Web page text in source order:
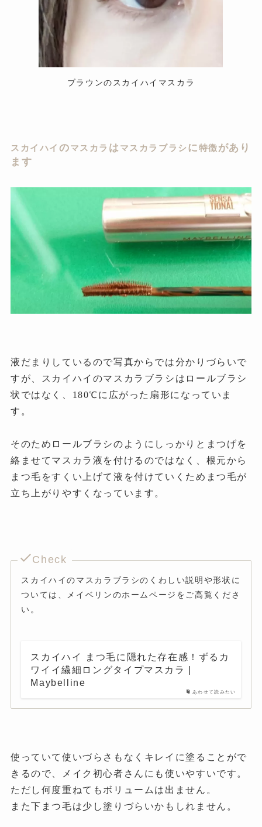
ブラウンのスカイハイマスカラ
スカイハイ のマスカラ はマスカラブラシ に特徴があり
ます
液だまりしているので写真からでは分かりづらいで
すが、スカイハイのマスカラブラシはロールブラシ
状ではなく、180℃ に広がった扇形になっていま
す。
そのためロールブラシのようにしっかりとまつげを
絡ませてマスカラ液を付けるのではなく、根元から
まつ毛をすくい上げて液を付けていくためまつ毛が
立ち上がりやすくなっています。
Check
スカイハイのマスカラブラシのくわしい説明や形状に
ついては、メイベリンのホームページをご高覧くださ
い。
あわせて読みたい
スカイハイ まつ毛に隠れた存在感！ずるカ
ワイイ繊細ロングタイプマスカラ |
Maybelline
使っていて使いづらさもなくキレイに塗ることがで
きるので、メイク初心者さんにも使いやすいです。
ただし何度重ねてもボリュームは出ません。
また下まつ毛は少し塗りづらいかもしれません。